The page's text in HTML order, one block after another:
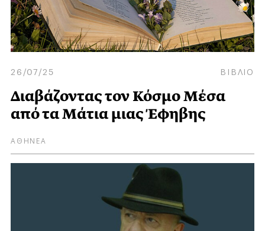
26/07/25 ΒΙΒΛΙΟ
Διαβάζοντας τον Κόσμο Μέσα
από τα Μάτια μιας Έφηβης
ΑΘΗΝΕΑ